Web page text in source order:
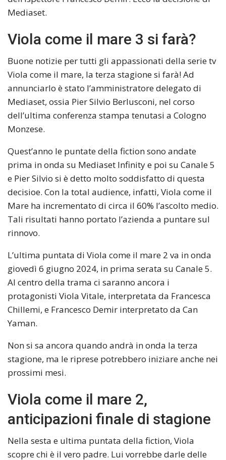
Mediaset.
Viola come il mare 3 si farà?
Buone notizie per tutti gli appassionati della serie tv
Viola come il mare, la terza stagione si farà! Ad
annunciarlo è stato l’amministratore delegato di
Mediaset, ossia Pier Silvio Berlusconi, nel corso
dell’ultima conferenza stampa tenutasi a Cologno
Monzese.
Quest’anno le puntate della fiction sono andate
prima in onda su Mediaset Infinity e poi su Canale 5
e Pier Silvio si è detto molto soddisfatto di questa
decisioe. Con la total audience, infatti, Viola come il
Mare ha incrementato di circa il 60% l’ascolto medio.
Tali risultati hanno portato l’azienda a puntare sul
rinnovo.
L’ultima puntata di Viola come il mare 2 va in onda
giovedì 6 giugno 2024, in prima serata su Canale 5.
Al centro della trama ci saranno ancora i
protagonisti Viola Vitale, interpretata da Francesca
Chillemi, e Francesco Demir interpretato da Can
Yaman.
Non si sa ancora quando andrà in onda la terza
stagione, ma le riprese potrebbero iniziare anche nei
prossimi mesi.
Viola come il mare 2,
anticipazioni finale di stagione
Nella sesta e ultima puntata della fiction, Viola
scopre chi è il vero padre. Lui vorrebbe darle delle